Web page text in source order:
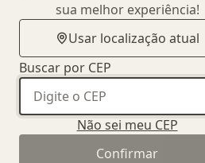
sua melhor experiência!
Usar localização atual
Buscar por CEP
Não sei meu CEP
Confirmar